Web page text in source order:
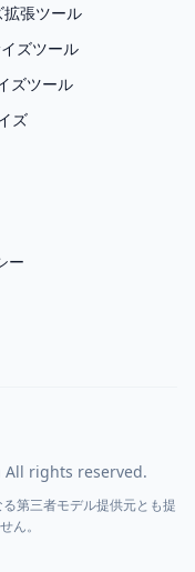
張ツール
ズツール
ズツール
ズ
ー
All rights reserved.
第三者モデル提供元とも提
ん。